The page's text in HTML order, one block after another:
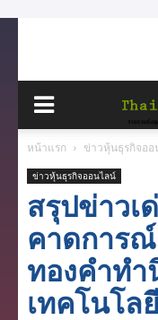
หน้าแรก ข่าวหุ้นธุรกิจออ
ข่าวหุ้นธุรกิจออนไลน์
สรุปข่าวเ
คาดการณ์
ทองคำทำ
เทคโนโล